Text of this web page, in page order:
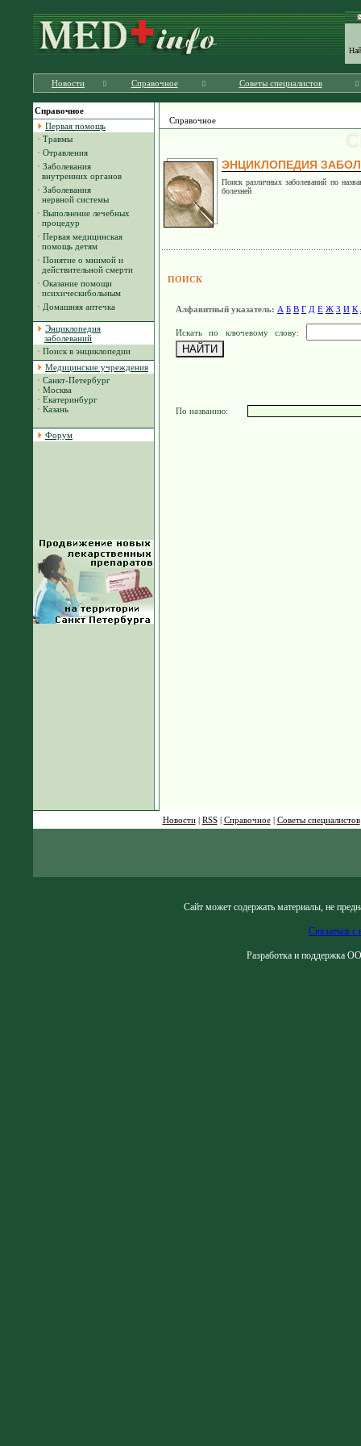
Новости Справочное Советы специалистов
Справочное
Первая помощь
· Травмы
· Отравления
· Заболевания
внутренних органов
· Заболевания
нервной системы
· Выполнение лечебных
процедур
· Первая медицинская
помощь детям
· Понятие о мнимой и
действительной смерти
· Оказание помощи
психическибольным
· Домашняя аптечка
Энциклопедия
заболеваний
· Поиск в энциклопедии
Медицинские учреждения
· Санкт-Петербург
· Москва
· Екатеринбург
· Казань
Форум
Справочное
ЭНЦИКЛОПЕДИЯ
Поиск различных заболеваний по
болезней
ПОИСК
Алфавитный указатель: А Б В Г Д E Ж З И К
Искать по ключевому слову:
По названию:
Новости| RSS| Справочное| Советы специалистов
Сайт может содержать материалы, не
Связаться с
Разработка и